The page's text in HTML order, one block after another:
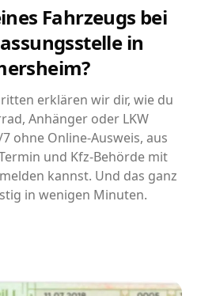
Fahrzeugs bei
in
erklären wir dir, wie du
Anhänger oder LKW
ohne Online-Ausweis, aus
und Kfz-Behörde mit
kannst. Und das ganz
in wenigen Minuten.